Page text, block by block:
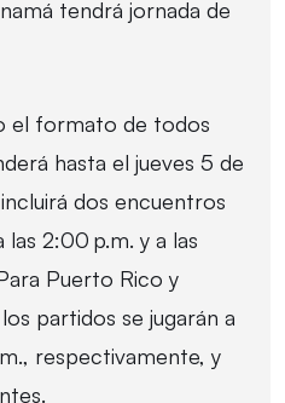
tendrá jornada de
el formato de todos
hasta el jueves 5 de
dos encuentros
2:00 p.m. y a las
Puerto Rico y
partidos se jugarán a
respectivamente, y